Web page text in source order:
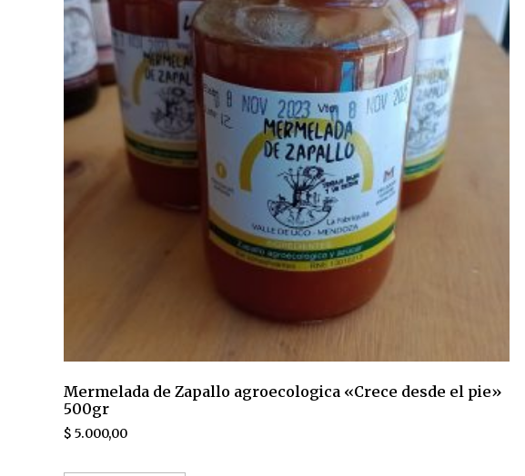
Mermelada de Zapallo agroecologica «Crece desde el pie»
500gr
$ 5.000,00